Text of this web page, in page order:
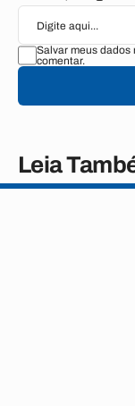
Salvar meus dados
comentar.
Leia